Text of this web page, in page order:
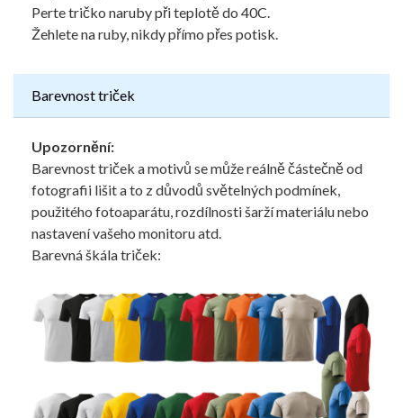
Perte tričko naruby při teplotě do 40C.
Žehlete na ruby, nikdy přímo přes potisk.
Barevnost triček
Upozornění:
Barevnost triček a motivů se může reálně částečně od
fotografii lišit a to z důvodů světelných podmínek,
použitého fotoaparátu, rozdílnosti šarží materiálu nebo
nastavení vašeho monitoru atd.
Barevná škála triček: